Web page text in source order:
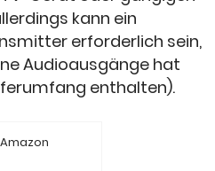
kann ein
erforderlich sein,
Audioausgänge hat
enthalten).
Amazon